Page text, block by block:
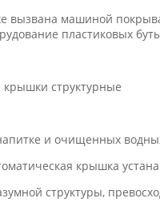
машиной
пластиковых
структурные
и очищенных
крышка
структуры,